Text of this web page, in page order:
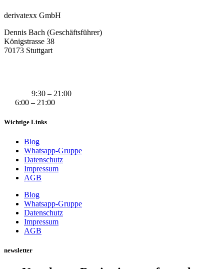
derivatexx GmbH
Dennis Bach (Geschäftsführer)
Königstrasse 38
70173 Stuttgart
9:30 – 21:00
6:00 – 21:00
Wichtige Links
Blog
Whatsapp-Gruppe
Datenschutz
Impressum
AGB
Blog
Whatsapp-Gruppe
Datenschutz
Impressum
AGB
newsletter